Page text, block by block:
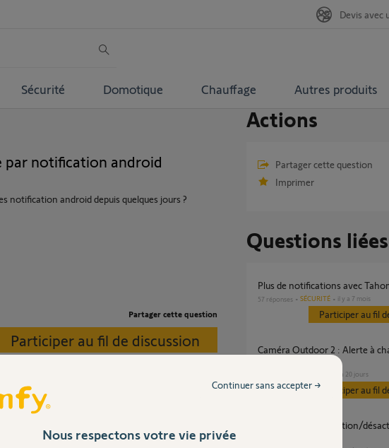
Sécurité Domotique Chauffage Autres produits
Devis avec
par notification android
notification android depuis quelques jours ?
Partager cette question
Participer au fil de discussion
de l'écran dont vous parlez.
Actions
Partager cette question
Imprimer
Questions liées
Plus de notifications avec
57 réponses SÉCURITÉ il y a 7 mois
Participer au fil
Caméra Outdoor 2 : Alerte à chaque fois que
je rentre chez moi ?
il y a 20 jours
Participer au fil
Nous respectons votre vie privée
Continuer sans accepter →